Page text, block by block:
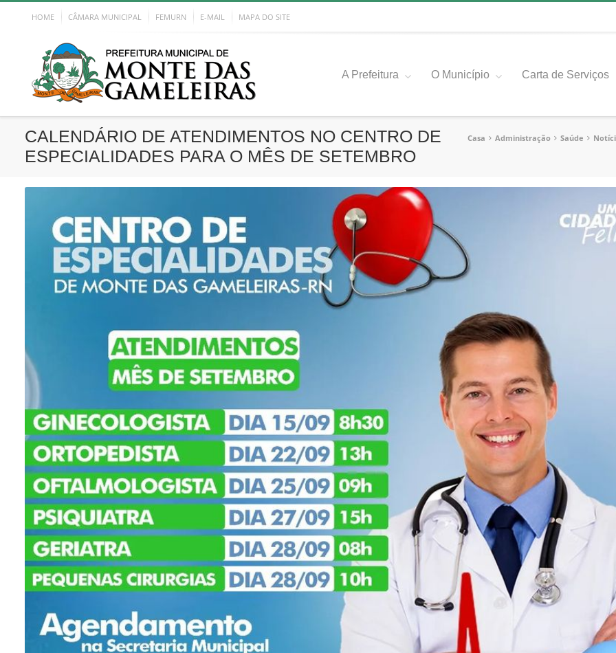
HOME CÂMARA MUNICIPAL FEMURN E-MAIL MAPA DO SITE
A Prefeitura O Município Carta de Serviços
CALENDÁRIO DE ATENDIMENTOS NO CENTRO DE
ESPECIALIDADES PARA O MÊS DE SETEMBRO
Casa Administração Saúde